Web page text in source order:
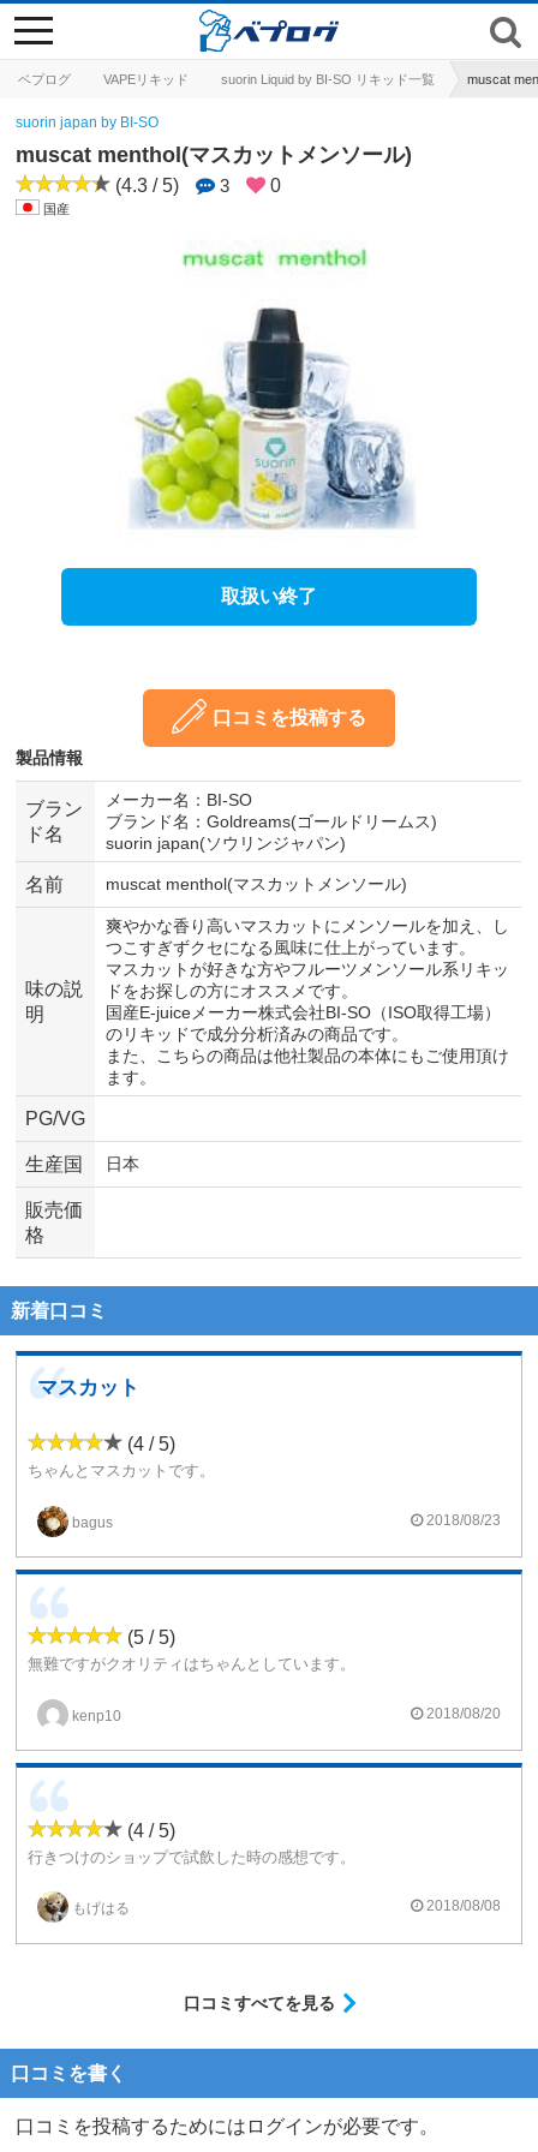
ベプログ VAPEリキッド suorin Liquid by BI-SO リキッド一覧 muscat
toggle
navigation
suorin japan by BI-SO
muscat menthol(マスカットメンソール)
(4.3 / 5) 3 0
国産
取扱い終了
口コミを投稿する
製品情報
ブラン
ド名
メーカー名：BI-SO
ブランド名：Goldreams(ゴールドリームス)
suorin japan(ソウリンジャパン)
名前 muscat menthol(マスカットメンソール)
味の説
明
爽やかな香り高いマスカットにメンソールを加え、し
つこすぎずクセになる風味に仕上がっています。
マスカットが好きな方やフルーツメンソール系リキッ
ドをお探しの方にオススメです。
国産E-juiceメーカー株式会社BI-SO（ISO取得工場）
のリキッドで成分分析済みの商品です。
また、こちらの商品は他社製品の本体にもご使用頂け
ます。
PG/VG
生産国 日本
販売価
格
新着口コミ
マスカット
(4 / 5)
ちゃんとマスカットです。
メンソールも後からほんのりわかる程度で癖もなく万人ウケしそーなリキッドですね
bagus 2018/08/23
(5 / 5)
無難ですがクオリティはちゃんとしています。
kenp10 2018/08/20
(4 / 5)
行きつけのショップで試飲した時の感想です。
マスカット好きにはピッタリなリキッドです。
もげはる 2018/08/08
口コミすべてを見る
口コミを書く
口コミを投稿するためにはログインが必要です。